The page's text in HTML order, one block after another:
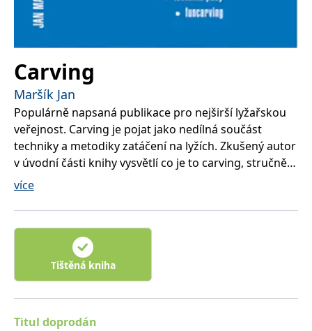
Carving
Maršík Jan
Populárně napsaná publikace pro nejširší lyžařskou
veřejnost. Carving je pojat jako nedílná součást
techniky a metodiky zatáčení na lyžích. Zkušený autor
v úvodní části knihy vysvětlí co je to carving, stručně
shrne jeho vývoj a poradí s výběrem správných lyží.
Těžiště knihy je postaveno na správné lyžařské
průpravě, jsou zde popsány nejdůležitější oblouky a
metodika jejich nácviku od samého začátku, včetně
možných úskalí a vysvětlení, jak odstranit.konkrétní
chyby. Pro vyspělejší lyžaře jsou zařazeny i kapitoly o
funcarvingu, jízdě na strmých svazích, v boulích a v
hlubokém sněhu. Kniha je doplněna 25 digitálními
kinogramy, schématy a kreslenými obrázky.
více
Tištěná kniha
Titul doprodán